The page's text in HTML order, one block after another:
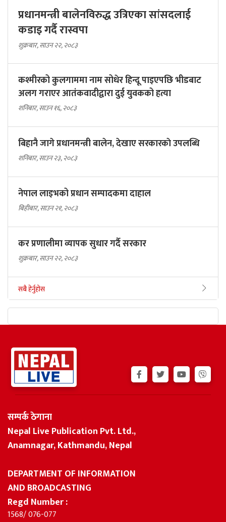
प्रधानमन्त्री बालेनविरुद्ध उत्रिएका सांसदलाई
कडाइ गर्दै रास्वपा
शुक्रबार, साउन २२, २०८३
कश्मीरको कुलगाममा नाम सोधेर हिन्दू पाइएपछि भीडबाट
अलग गराएर आतंकवादीद्वारा दुई युवकको हत्या
शनिबार, साउन १६, २०८३
बिहानै जागे प्रधानमन्त्री बालेन, देखाए सरकारकाे उपलब्धि
शनिबार, साउन २३, २०८३
नेपाल लाइभको प्रधान सम्पादकमा दाहाल
बिहीबार, साउन २१, २०८३
कर प्रणालीमा व्यापक सुधार गर्दै सरकार
शुक्रबार, साउन २२, २०८३
सबै हेर्नुहोस
सम्पर्क ठेगाना
Nepal Live Publication Pvt. Ltd.,
Anamnagar, Kathmandu, Nepal
DEPARTMENT OF INFORMATION
AND BROADCASTING
Regd Number :
1568/ 076-077